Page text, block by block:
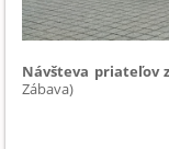
Návšteva priateľov
Zábava)